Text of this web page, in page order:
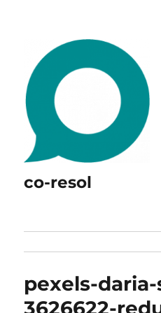
co-resol
pexels-
3626622-